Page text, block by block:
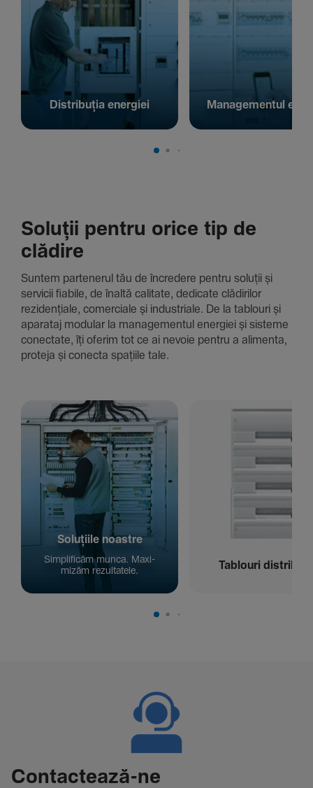
Distribuția energiei Managementul
Soluții pentru orice tip de
clădire
Suntem parte­nerul tău de încre­dere pentru soluții și
servicii fiabile, de înaltă cali­tate, dedi­cate clădi­rilor
rezi­den­țiale, comer­ciale și indus­triale. De la tablouri și
aparataj modular la managementul energiei și sisteme
conec­tate, îți oferim tot ce ai nevoie pentru a alimenta,
proteja și conecta spațiile tale.
Solu­țiile noastre
Simpli­ficăm munca. Maxi­
mizăm rezul­ta­tele.
Tablouri
Contac­tează-ne